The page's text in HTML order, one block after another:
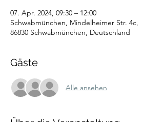
07. Apr. 2024, 09:30 – 12:00
Schwabmünchen, Mindelheimer Str. 4c,
86830 Schwabmünchen, Deutschland
Gäste
Alle ansehen